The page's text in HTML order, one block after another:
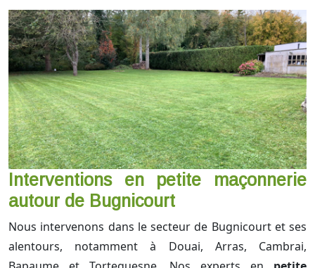
Interventions en petite maçonnerie
autour de Bugnicourt
Nous intervenons dans le secteur de Bugnicourt et ses
alentours, notamment à Douai, Arras, Cambrai,